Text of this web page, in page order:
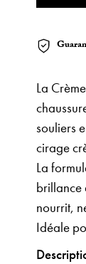
La
souliers
cirage
La
nourrit,
Idéale